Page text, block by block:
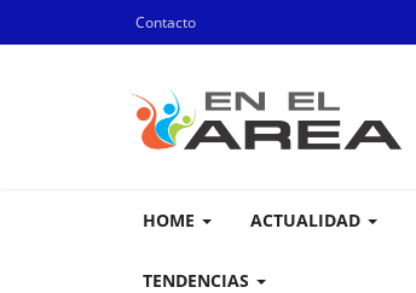
Contacto
HOME ACTUALIDAD
TENDENCIAS